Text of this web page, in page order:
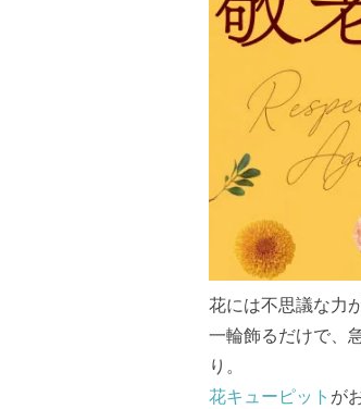
花には不思議な力
一輪飾るだけで、
り。
花キューピット が